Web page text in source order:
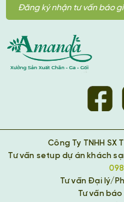
Công Ty TNHH SX
Tư vấn setup dự án khách
Tư vấn Đại lý/
Tư vấn báo